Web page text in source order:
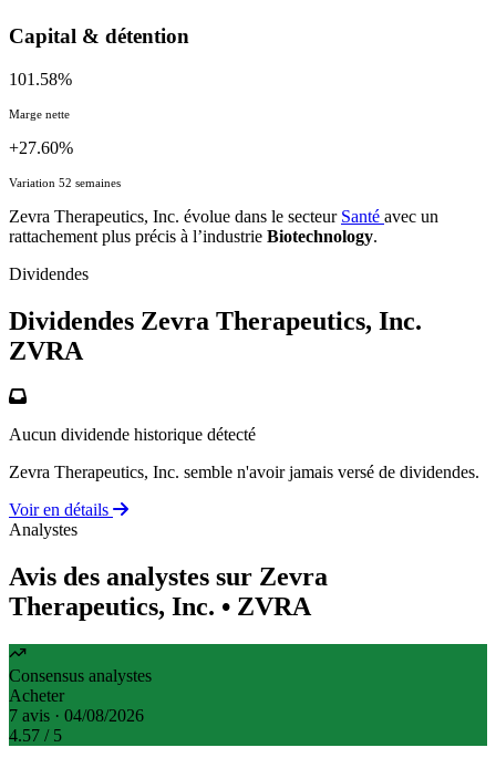
Capital & détention
101.58%
Marge nette
+27.60%
Variation 52 semaines
Zevra Therapeutics, Inc. évolue dans le secteur Santé avec un
rattachement plus précis à l’industrie Biotechnology.
Dividendes
Dividendes Zevra Therapeutics, Inc.
ZVRA
Aucun dividende historique détecté
Zevra Therapeutics, Inc. semble n'avoir jamais versé de dividendes.
Voir en détails
Analystes
Avis des analystes sur Zevra
Therapeutics, Inc. • ZVRA
Consensus analystes
Acheter
7 avis · 04/08/2026
4.57 / 5